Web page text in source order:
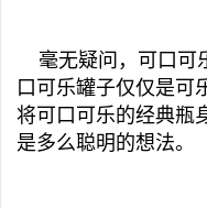
毫无疑问，可口可
口可乐罐子仅仅是可
将可口可乐的经典瓶
是多么聪明的想法。